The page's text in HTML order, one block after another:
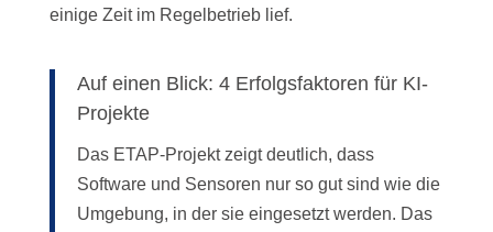
einige Zeit im Regelbetrieb lief.
Auf einen Blick: 4 Erfolgsfaktoren für KI-
Projekte
Das ETAP-Projekt zeigt deutlich, dass
Software und Sensoren nur so gut sind wie die
Umgebung, in der sie eingesetzt werden. Das